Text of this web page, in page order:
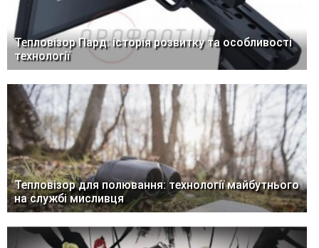
Тепловізор Пард: історія розвитку та особливості
технології
Тепловізор для полювання: технології майбутнього
на службі мисливця